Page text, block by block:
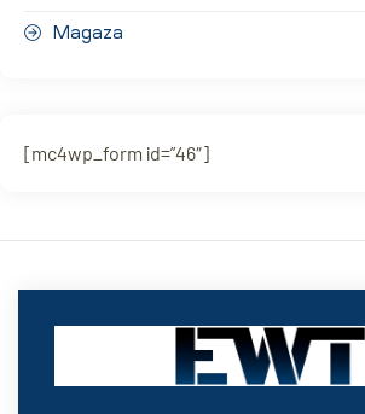
Magaza
[mc4wp_form id=”46″]